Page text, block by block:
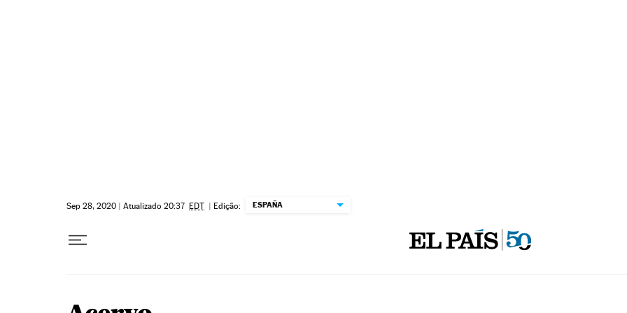
Sep 28, 2020 | Atualizado 20:37 EDT | Edição: ESPAÑA